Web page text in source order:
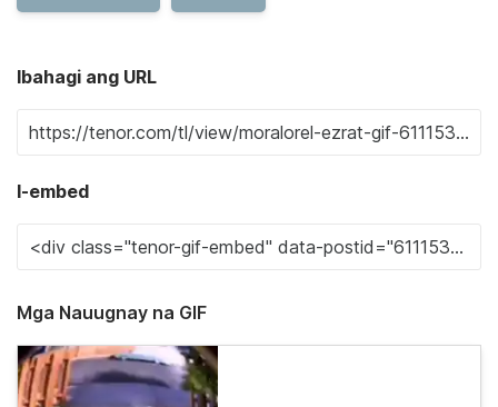
Ibahagi ang URL
I-embed
Mga Nauugnay na GIF